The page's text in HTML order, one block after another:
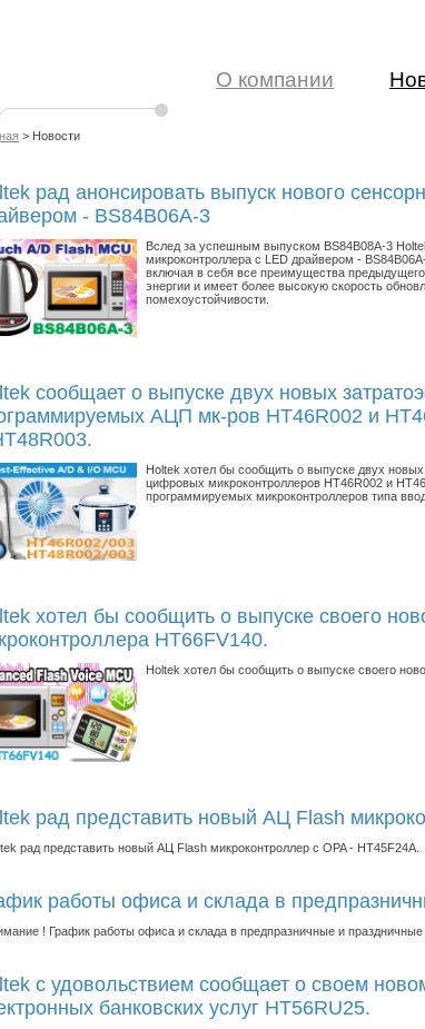
О компании
> Новости
рад анонсировать выпуск нового
- BS84B06A-3
Вслед за успешным выпуском BS84B08A-3
микроконтроллера с LED драйвером -
включая в себя все преимущества
энергии и имеет более высокую скорость
помехоустойчивости.
сообщает о выпуске двух новых
АЦП мк-ров HT46R002 и
Holtek хотел бы сообщить о выпуске двух
цифровых микроконтроллеров HT46R002 и
программируемых микроконтроллеров типа
хотел бы сообщить о выпуске своего
HT66FV140.
Holtek хотел бы сообщить о выпуске своего
рад представить новый АЦ Flash
рад представить новый АЦ Flash микроконтроллер с OPA - HT45F24A.
работы офиса и склада в
! График работы офиса и склада в предпразничные и
с удовольствием сообщает о своем
банковских услуг HT56RU25.